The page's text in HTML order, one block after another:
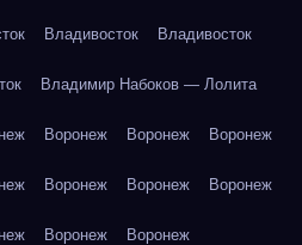
Владивосток Владивосток
Владимир Набоков — Лолита
Воронеж Воронеж Воронеж
Воронеж Воронеж Воронеж
Воронеж Воронеж